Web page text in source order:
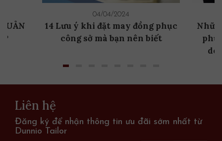
04/04/2024
14 Lưu ý khi đặt may đồng phục
công sở mà bạn nên biết
Liên hệ
Đăng ký để nhận thông tin ưu đãi sớm nhất từ
Dunnio Tailor